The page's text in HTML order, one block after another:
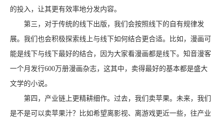
的投入，让其更有效率地分发内容。
第三，对于传统的线下出版，我们会按照线下的自有规律发
展。我们也会积极探索线上与线下如何结合更合适。比如，漫画可
能是线下与线下最好的结合，因为大家看漫画都是线下。知音漫客
一个月发行600万册漫画杂志，这其中，卖得最好的基本都是盛大
文学的小说。
第四，产业链上更精耕细作。过去，我们卖苹果。未来，我们
是不是可以卖苹果汁？比如希望离影视、离游戏更近一些，往产业